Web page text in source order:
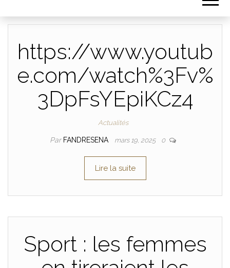
https://www.youtub
e.com/watch%3Fv%
3DpFsYEpiKCz4
Actualités
Par FANDRESENA mars 19, 2025 0
Lire la suite
Sport : les femmes